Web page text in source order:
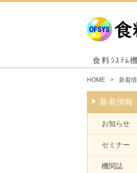
食料ｼｽﾃﾑ
HOME 新着
新着情報
お知らせ
セミナー
機関誌